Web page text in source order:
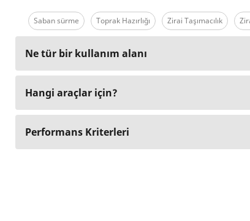
Saban sürme Toprak Hazırlığı Zirai Taşımacılık
Ne tür bir kullanım alanı
Hangi araçlar için?
Performans Kriterleri